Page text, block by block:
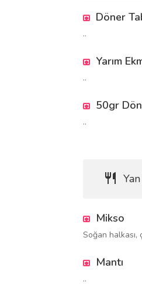
Döner
..
Yarım
..
50gr
..
Mikso
Soğan halkası,
Mantı
..